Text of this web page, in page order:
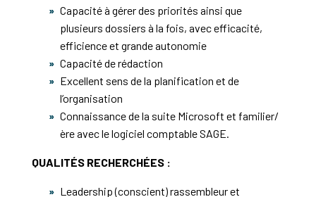
Capacité à gérer des priorités ainsi que
plusieurs dossiers à la fois, avec efficacité,
efficience et grande autonomie
Capacité de rédaction
Excellent sens de la planification et de
l’organisation
Connaissance de la suite Microsoft et familier/
ère avec le logiciel comptable SAGE.
QUALITÉS RECHERCHÉES :
Leadership (conscient) rassembleur et